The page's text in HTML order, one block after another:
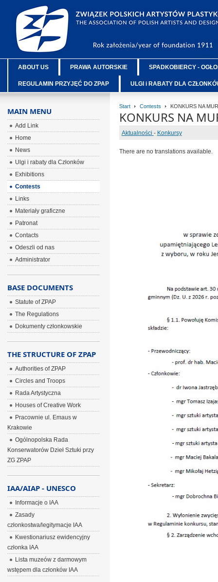
ABOUT US PRAWA AUTORSKIE SPADKOBIERCY -
REGULAMIN PRZYJĘĆ DO ZPAP ULGI i RABATY DLA
Start Contests KONKURS NA
KONKURS NA
Aktualności - Konkursy
There are no translations available.
MAIN MENU
Add Link
Home
News
Ulgi i rabaty dla Członków
Exhibitions
Contests
Links
Materiały graficzne
Patronat
Contacts
Odeszli od nas
Administrator
BASE DOCUMENTS
Statute of ZPAP
The Regulations
Dokumenty członkowskie
THE STRUCTURE OF ZPAP
Authorities of ZPAP
Circles and Troops
Rada Artystyczna
Houses of Creative Work
Pracownie ul. Emaus w
Krakowie
Ogólnopolska Rada
Konserwatorów Dzieł Sztuki przy
ZG ZPAP
IAA/AIAP - UNESCO
Informacje o IAA
Zasady
członkostwa/legitymacje IAA
Kwestionariusz ewidencyjny
członka IAA
Lista muzeów z darmowym
wstępem dla członków IAA